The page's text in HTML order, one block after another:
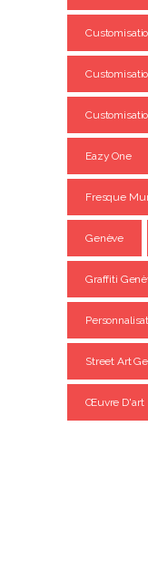
Eazy One
Fresque
Genève
Graffiti
Street Art
Œuvre D'art